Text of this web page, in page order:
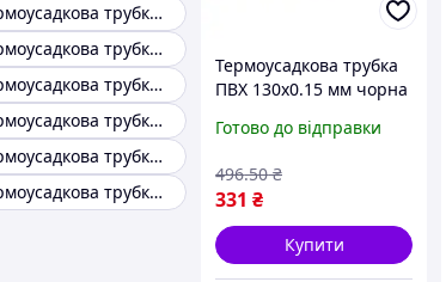
Термоусадкова трубка 28 мм
Термоусадкова трубка 3,5 мм
Термоусадкова трубка 120 мм
Термоусадкова трубка 90 мм
Термоусадкова трубка 14 мм біла
Термоусадкова трубка 10.2 мм чорна
Термоусадкова трубка
ПВХ 130x0.15 мм чорна
ізоляції з'єднань FLAME
Готово до відправки
331 ₴
496.50 ₴
Купити